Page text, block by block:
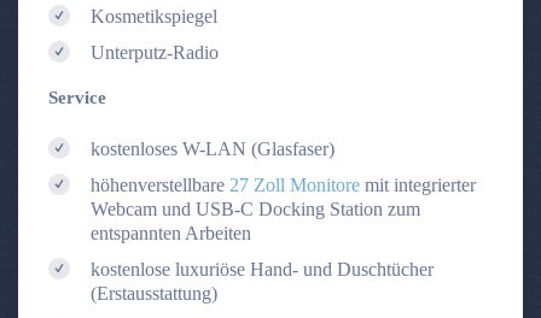
Kosmetikspiegel
Unterputz-Radio
Service
kostenloses W-LAN (Glasfaser)
höhenverstellbare 27 Zoll Monitore mit integrierter
Webcam und USB-C Docking Station zum
entspannten Arbeiten
kostenlose luxuriöse Hand- und Duschtücher
(Erstausstattung)